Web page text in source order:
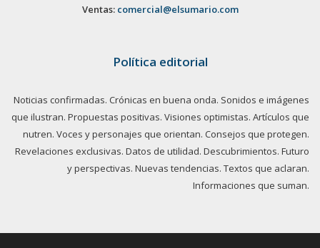
Ventas: comercial@elsumario.com
Política editorial
Noticias confirmadas. Crónicas en buena onda. Sonidos e imágenes
que ilustran. Propuestas positivas. Visiones optimistas. Artículos que
nutren. Voces y personajes que orientan. Consejos que protegen.
Revelaciones exclusivas. Datos de utilidad. Descubrimientos. Futuro
y perspectivas. Nuevas tendencias. Textos que aclaran.
Informaciones que suman.